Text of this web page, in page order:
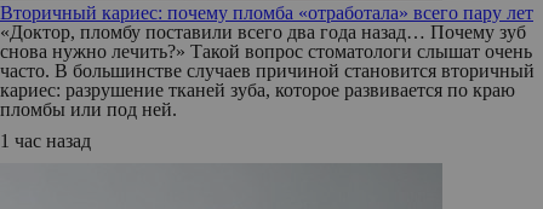
Вторичный кариес: почему пломба «отработала» всего пару лет
«Доктор, пломбу поставили всего два года назад… Почему зуб
снова нужно лечить?» Такой вопрос стоматологи слышат очень
часто. В большинстве случаев причиной становится вторичный
кариес: разрушение тканей зуба, которое развивается по краю
пломбы или под ней.
1 час назад